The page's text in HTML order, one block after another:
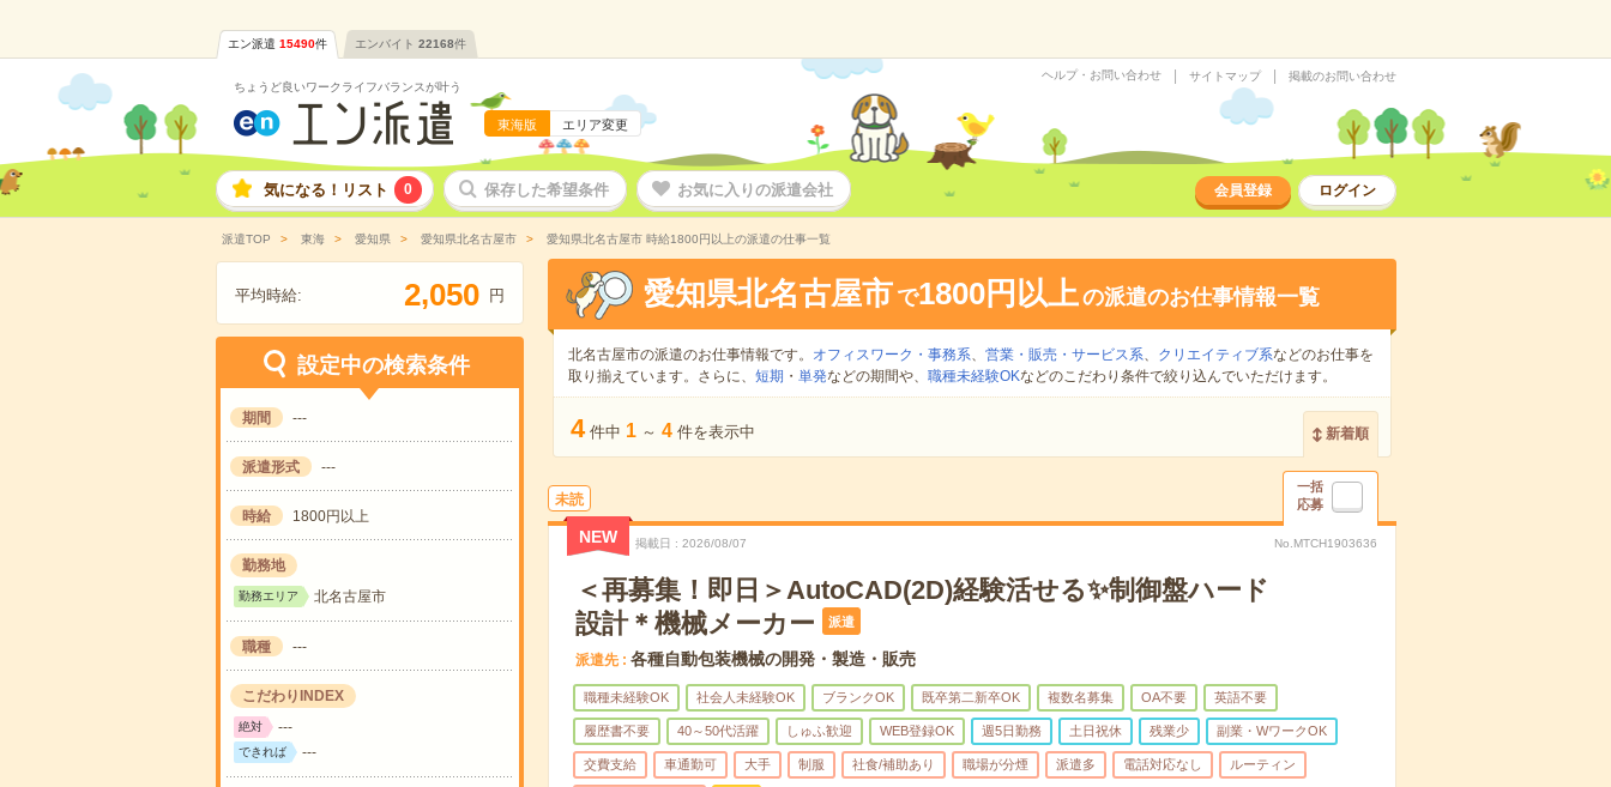
エン派遣 15490件 エンバイト 22168件
ちょうど良いワークライフバランスが叶う
東海版 エリア変更
ヘルプ・お問い合わせ サイトマップ 掲載のお問い合わせ
気になる！リスト 0 保存した希望条件 お気に入りの派遣会社 会員登録 ログイン
派遣TOP 東海 愛知県 愛知県北名古屋市 愛知県北名古屋市 時給1800円以上の派遣の仕事一覧
平均時給: 2,050 円
設定中の検索条件
期間 ---
派遣形式 ---
時給 1800円以上
勤務地
勤務エリア 北名古屋市
職種 ---
こだわりINDEX
絶対 ---
できれば ---
愛知県北名古屋市 で1800円以上の派遣のお仕事情報一覧
北名古屋市の派遣のお仕事情報です。 オフィスワーク・事務系、 営業・販売・サービス系、 クリエイティブ系などのお仕事を
取り揃えています。さらに、 短期 ・ 単発などの期間や、 職種未経験OKなどのこだわり条件で絞り込んでいただけます。
4 件中 1 ～ 4 件を表示中 新着順
未読
一括
応募
NEW 掲載日 2026/08/07 No.MTCH1903636
＜再募集！即日＞AutoCAD(2D)経験活せる✨制御盤ハード
設計＊機械メーカー
派遣
派遣先 各種自動包装機械の開発・製造・販売
職種未経験OK 社会人未経験OK ブランクOK 既卒第二新卒OK 複数名募集 OA不要 英語不要
履歴書不要 40～50代活躍 しゅふ歓迎 WEB登録OK 週5日勤務 土日祝休 残業少 副業・WワークOK
交費支給 車通勤可 大手 制服 社食/補助あり 職場が分煙 派遣多 電話対応なし ルーティン